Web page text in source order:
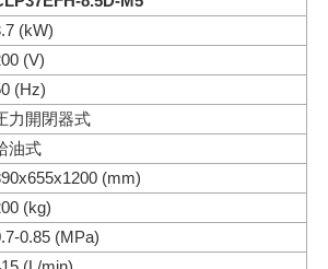
(kW)
(V)
(Hz)
力開閉器式
油式
(mm)
(kg)
0.85 (MPa)